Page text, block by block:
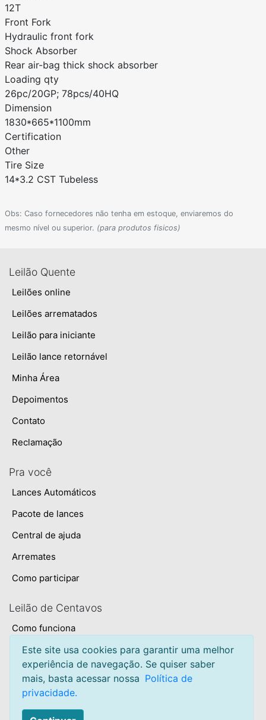
12T
Front Fork
Hydraulic front fork
Shock Absorber
Rear air-bag thick shock absorber
Loading qty
26pc/20GP; 78pcs/40HQ
Dimension
1830*665*1100mm
Certification
Other
Tire Size
14*3.2 CST Tubeless
Obs: Caso fornecedores não tenha em estoque, enviaremos do
mesmo nível ou superior. (para produtos fisicos)
Leilão Quente
Leilões online
Leilões arrematados
Leilão para iniciante
Leilão lance retornável
Minha Área
Depoimentos
Contato
Reclamação
Pra você
Lances Automáticos
Pacote de lances
Central de ajuda
Arremates
Como participar
Leilão de Centavos
Como funciona
Termos e condições
Privacidade
Sobre
Mapa do site
Este site usa cookies para garantir uma melhor
experiência de navegação. Se quiser saber
mais, basta acessar nossa Política de
privacidade.